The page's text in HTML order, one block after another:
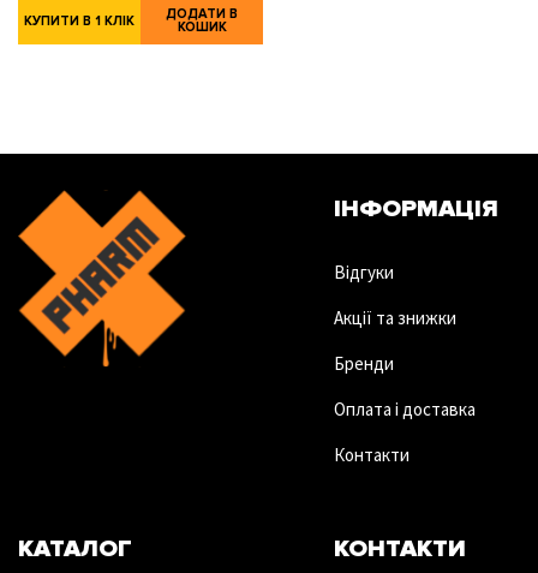
КУПИТИ В 1 КЛІК
ДОДАТИ В
КОШИК
ІНФОРМАЦІЯ
Відгуки
Акції та знижки
Бренди
Оплата і доставка
Контакти
КАТАЛОГ
КОНТАКТИ